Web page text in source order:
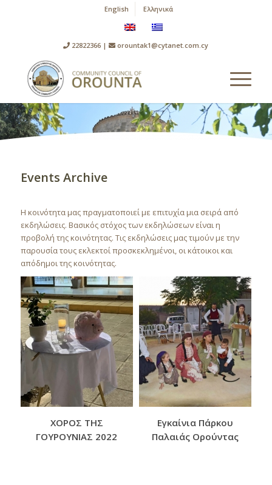
English Ελληνικά
22822366 | orountak1@cytanet.com.cy
Events Archive
Η κοινότητα μας πραγματοποιεί με επιτυχία μια σειρά από
εκδηλώσεις. Βασικός στόχος των εκδηλώσεων είναι η
προβολή της κοινότητας. Τις εκδηλώσεις μας τιμούν με την
παρουσία τους εκλεκτοί προσκεκλημένοι, οι κάτοικοι και
απόδημοι της κοινότητας.
ΧΟΡΟΣ ΤΗΣ
ΓΟΥΡΟΥΝΙΑΣ 2022
Eγκαίνια Πάρκου
Παλαιάς Ορούντας